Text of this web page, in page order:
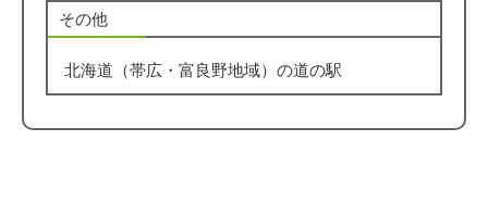
その他
北海道（帯広・富良野地域）の道の駅